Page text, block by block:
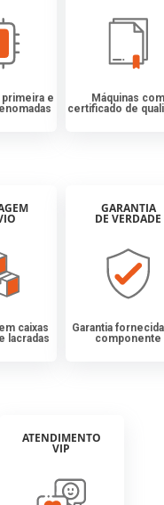
primeira e
Máquinas com
certificado de
caixas
lacradas
GARANTIA
DE VERDADE
Garantia
componente
ATENDIMENTO
VIP